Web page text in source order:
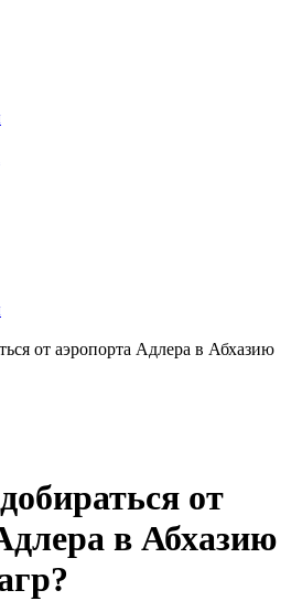
от аэропорта Адлера в Абхазию
от
в Абхазию